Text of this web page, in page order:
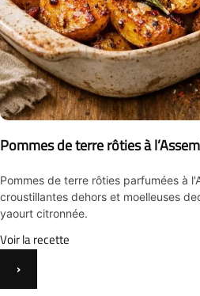
Pommes de terre rôties à
Pommes de terre rôties parfumées à
croustillantes dehors et moelleuses
yaourt citronnée.
Voir la recette
›